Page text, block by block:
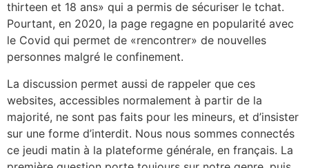
thirteen et 18 ans» qui a permis de sécuriser le tchat.
Pourtant, en 2020, la page regagne en popularité avec
le Covid qui permet de «rencontrer» de nouvelles
personnes malgré le confinement.
La discussion permet aussi de rappeler que ces
websites, accessibles normalement à partir de la
majorité, ne sont pas faits pour les mineurs, et d’insister
sur une forme d’interdit. Nous nous sommes connectés
ce jeudi matin à la plateforme générale, en français. La